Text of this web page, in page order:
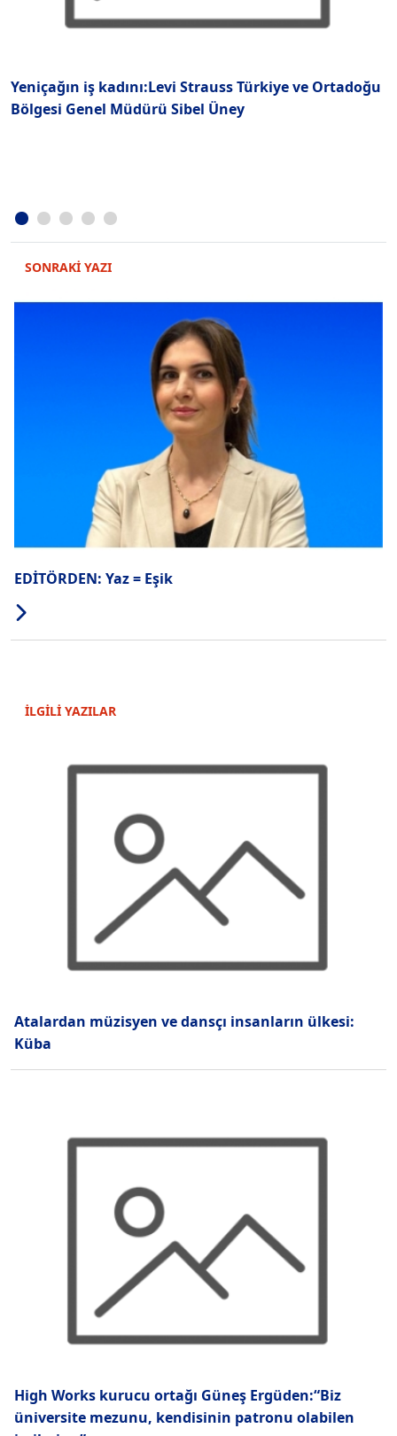
Yeniçağın iş kadını:Levi Strauss Türkiye ve Ortadoğu
Bölgesi Genel Müdürü Sibel Üney
SONRAKİ YAZI
EDİTÖRDEN: Yaz = Eşik
İLGİLİ YAZILAR
Atalardan müzisyen ve dansçı insanların ülkesi:
Küba
High Works kurucu ortağı Güneş Ergüden:“Biz
üniversite mezunu, kendisinin patronu olabilen